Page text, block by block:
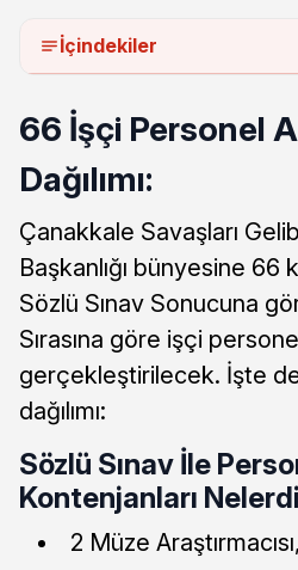
İçindekiler
66 İşçi Personel
Dağılımı:
Çanakkale Savaşları
Başkanlığı bünyesine 66
Sözlü Sınav Sonucuna
Sırasına göre işçi personel
gerçekleştirilecek. İşte
dağılımı:
Sözlü Sınav İle
Kontenjanları
2 Müze Araştırmacısı,